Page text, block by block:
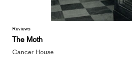
Reviews
The Moth
Cancer House